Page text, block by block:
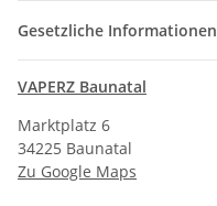
Gesetzliche Informationen
VAPERZ Baunatal
Marktplatz 6
34225 Baunatal
Zu Google Maps